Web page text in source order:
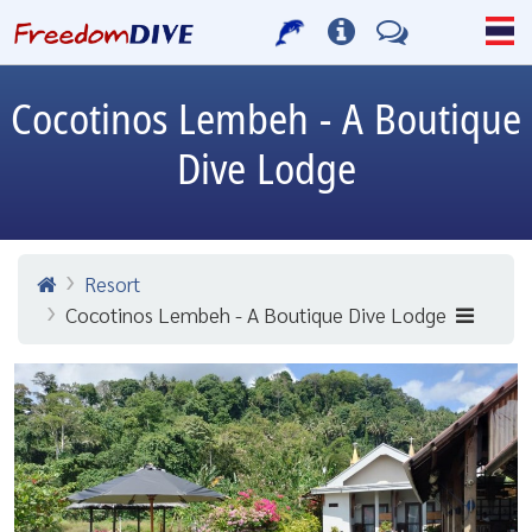
Cocotinos Lembeh - A Boutique
Dive Lodge
Resort
Cocotinos Lembeh - A Boutique Dive Lodge